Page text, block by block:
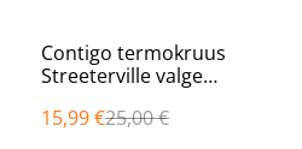
%
Contigo termokruus
Streeterville valge
15,99 €25,00 €